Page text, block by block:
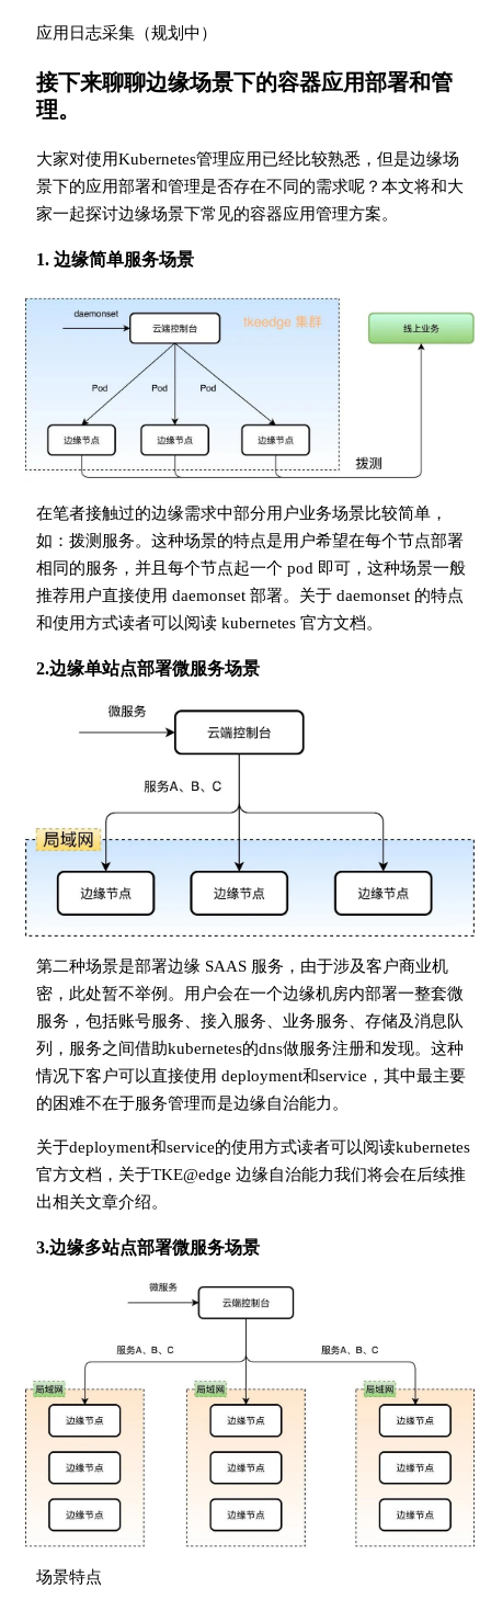
应用日志采集（规划中）
接下来聊聊边缘场景下的容器应用部署和管
理。
大家对使用Kubernetes管理应用已经比较熟悉，但是边缘场
景下的应用部署和管理是否存在不同的需求呢？本文将和大
家一起探讨边缘场景下常见的容器应用管理方案。
1. 边缘简单服务场景
在笔者接触过的边缘需求中部分用户业务场景比较简单，
如：拨测服务。这种场景的特点是用户希望在每个节点部署
相同的服务，并且每个节点起一个 pod 即可，这种场景一般
推荐用户直接使用 daemonset 部署。关于 daemonset 的特点
和使用方式读者可以阅读 kubernetes 官方文档。
2.边缘单站点部署微服务场景
第二种场景是部署边缘 SAAS 服务，由于涉及客户商业机
密，此处暂不举例。用户会在一个边缘机房内部署一整套微
服务，包括账号服务、接入服务、业务服务、存储及消息队
列，服务之间借助kubernetes的dns做服务注册和发现。这种
情况下客户可以直接使用 deployment和service，其中最主要
的困难不在于服务管理而是边缘自治能力。
关于deployment和service的使用方式读者可以阅读kubernetes
官方文档，关于TKE@edge 边缘自治能力我们将会在后续推
出相关文章介绍。
3.边缘多站点部署微服务场景
场景特点